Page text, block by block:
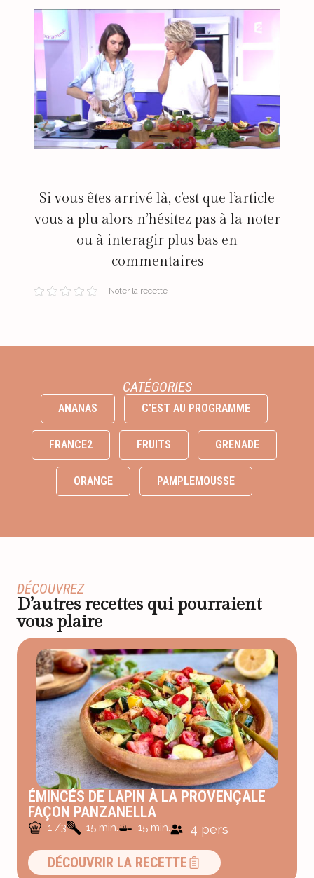
Si vous êtes arrivé là, c’est que l’article
vous a plu alors n’hésitez pas à la noter
ou à interagir plus bas en
commentaires
Noter la recette
CATÉGORIES
ANANAS C'EST AU PROGRAMME
FRANCE2 FRUITS GRENADE
ORANGE PAMPLEMOUSSE
DÉCOUVREZ
D’autres recettes qui pourraient
vous plaire
ÉMINCÉS DE LAPIN À LA PROVENÇALE
FAÇON PANZANELLA
1 /3 15 min. 15 min. 4 pers
DÉCOUVRIR LA RECETTE